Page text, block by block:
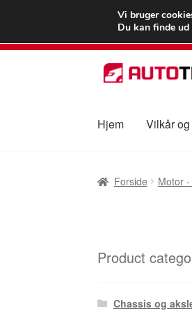
Spring
til
Spring
til
Hjem Vilkår
Forside Motor
Product
Chassis og
Vi bruger
Du kan finde